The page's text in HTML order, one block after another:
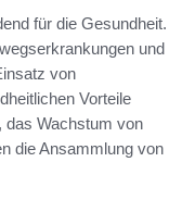
für die Gesundheit.
und
von
Vorteile
das Wachstum von
die Ansammlung von